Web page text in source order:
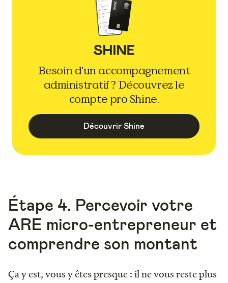
Besoin d'un accompagnement
administratif ? Découvrez le
compte pro Shine.
Découvrir Shine
Étape 4. Percevoir votre
ARE micro-entrepreneur et
comprendre son montant
Ça y est, vous y êtes presque : il ne vous reste plus